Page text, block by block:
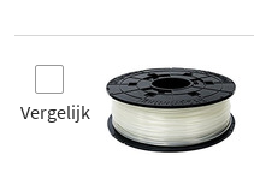
Vergelijk